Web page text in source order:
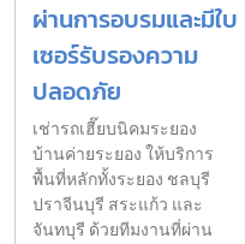
ผ่านการอบรมและมีใบ
เซอร์รับรองความ
ปลอดภัย
เช่ารถเฮี๊ยบนิคมระยอง
บ้านค่ายระยอง ให้บริการ
พื้นที่หลักทั้งระยอง ชลบุรี
ปราจีนบุรี สระแก้ว และ
จันทบุรี ด้วยทีมงานที่ผ่าน